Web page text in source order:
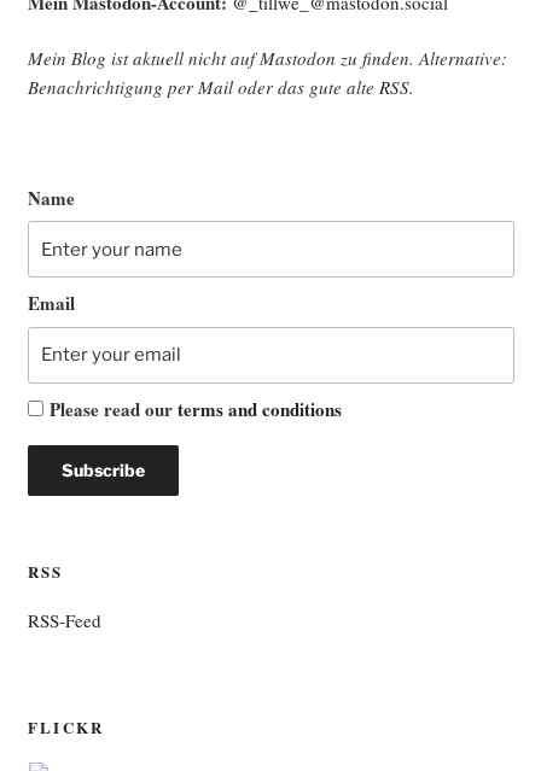
Mein Blog ist aktu­ell nicht auf Mast­o­don zu fin­den. Alter­na­ti­ve:
Benach­rich­ti­gung per Mail oder das gute alte RSS.
Name
Email
Please read ourterms and conditions
RSS
RSS-Feed
FLICKR